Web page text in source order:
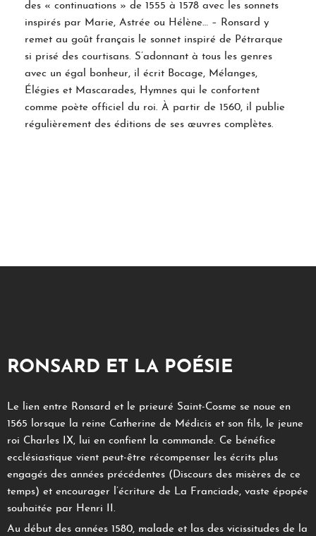
des « continuations » de 1555 à 1578 avec les sonnets
inspirés par Marie, Astrée ou Hélène… – Ronsard y
remet au goût français le sonnet inspiré de Pétrarque
si prisé des courtisans. S’adonnant à tous les genres
avec un égal bonheur, il écrit Bocage, Mélanges,
Élégies et Mascarades, Hymnes qui le confortent
comme poète officiel du roi. À partir de 1560, il publie
régulièrement des éditions de ses œuvres complètes.
RONSARD ET LA POÉSIE
Le lien entre Ronsard et le prieuré Saint-Cosme se noue en
1565 lorsque la reine Catherine de Médicis et son fils, le jeune
roi Charles IX, lui en confient la commande. Ce bénéfice
ecclésiastique vient peut-être récompenser les écrits plus
engagés des années précédentes (Discours des misères de ce
temps) et encourager l’écriture de La Franciade, vaste épopée
souhaitée par Henri II.
Au début des années 1580, malade et las des vicissitudes de la